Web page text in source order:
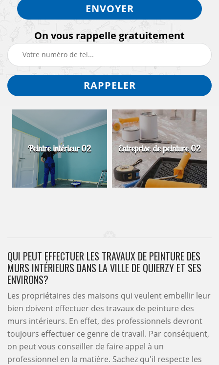
On vous rappelle gratuitement
Peintre intérieur 02 Entreprise de peinture 02
QUI PEUT EFFECTUER LES TRAVAUX DE PEINTURE DES
MURS INTÉRIEURS DANS LA VILLE DE QUIERZY ET SES
ENVIRONS?
Les propriétaires des maisons qui veulent embellir leur
bien doivent effectuer des travaux de peinture des
murs intérieurs. En effet, des professionnels devront
toujours effectuer ce genre de travail. Par conséquent,
on peut vous conseiller de faire appel à un
professionnel en la matière. Sachez qu'il respecte les